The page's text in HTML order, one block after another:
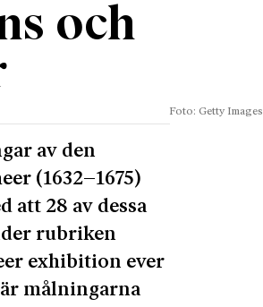
och
Foto: Getty Images
av den
(1632–1675)
att 28 av dessa
rubriken
exhibition ever
målningarna